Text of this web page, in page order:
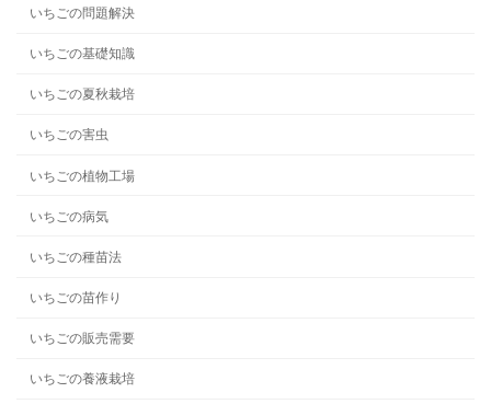
いちごの問題解決
いちごの基礎知識
いちごの夏秋栽培
いちごの害虫
いちごの植物工場
いちごの病気
いちごの種苗法
いちごの苗作り
いちごの販売需要
いちごの養液栽培